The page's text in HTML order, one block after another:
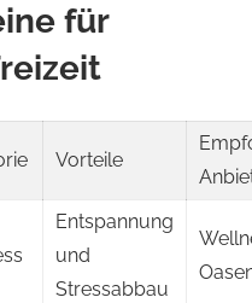
für
Vorteile
Entspannung
und
Stressabbau